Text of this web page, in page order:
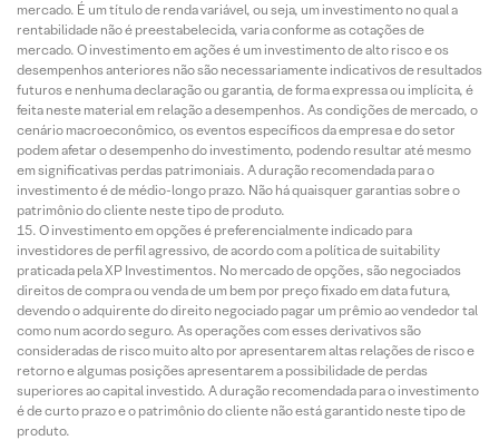
mercado. É um título de renda variável, ou seja, um investimento no qual a
rentabilidade não é preestabelecida, varia conforme as cotações de
mercado. O investimento em ações é um investimento de alto risco e os
desempenhos anteriores não são necessariamente indicativos de resultados
futuros e nenhuma declaração ou garantia, de forma expressa ou implícita, é
feita neste material em relação a desempenhos. As condições de mercado, o
cenário macroeconômico, os eventos específicos da empresa e do setor
podem afetar o desempenho do investimento, podendo resultar até mesmo
em significativas perdas patrimoniais. A duração recomendada para o
investimento é de médio-longo prazo. Não há quaisquer garantias sobre o
patrimônio do cliente neste tipo de produto.
O investimento em opções é preferencialmente indicado para
investidores de perfil agressivo, de acordo com a política de suitability
praticada pela XP Investimentos. No mercado de opções, são negociados
direitos de compra ou venda de um bem por preço fixado em data futura,
devendo o adquirente do direito negociado pagar um prêmio ao vendedor tal
como num acordo seguro. As operações com esses derivativos são
consideradas de risco muito alto por apresentarem altas relações de risco e
retorno e algumas posições apresentarem a possibilidade de perdas
superiores ao capital investido. A duração recomendada para o investimento
é de curto prazo e o patrimônio do cliente não está garantido neste tipo de
produto.